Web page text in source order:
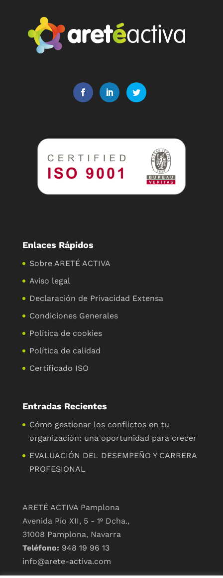
Enlaces Rápidos
Sobre ARETÉ ACTIVA
Aviso legal
Declaración de Privacidad Extensa
Condiciones Generales
Política de cookies
Política de calidad
Certificado ISO
Entradas Recientes
Cómo gestionar los conflictos en tu
organización: una oportunidad para crecer
EVALUACIÓN DEL DESEMPEÑO Y CARRERA
PROFESIONAL
ARETÉ ACTIVA Pamplona
Avenida Pío XII, 5 - 1º Dcha.,
31008 Pamplona, Navarra
Teléfono: 948 19 96 13
info@arete-activa.com